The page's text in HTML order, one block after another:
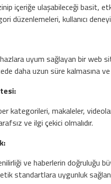
içeriğe ulaşabileceği basit,
düzenlemeleri, kullanıcı
uyum sağlayan bir web
daha uzun süre kalmasına
kategorileri, makaleler,
ve ilgi çekici olmalıdır.
ve haberlerin doğruluğu
standartlara uygunluk